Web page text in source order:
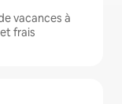
vacances à
frais